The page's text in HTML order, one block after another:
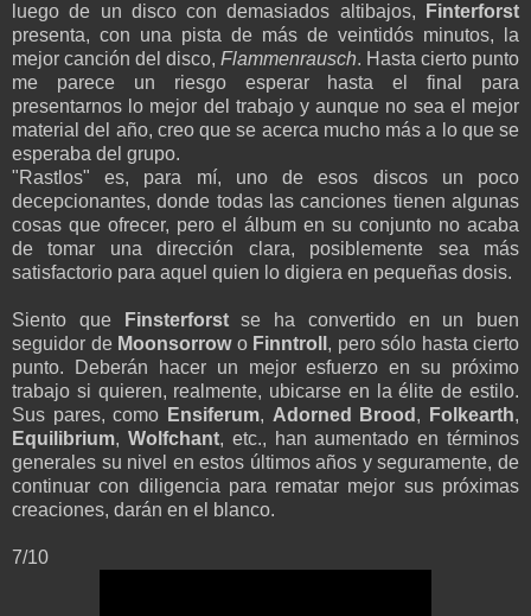
luego de un disco con demasiados altibajos,
Finterforst
presenta, con una pista de más de veintidós minutos, la
mejor canción del disco, Flammenrausch. Hasta cierto punto
me parece un riesgo esperar hasta el final para
presentarnos lo mejor del trabajo y aunque no sea el mejor
material del año, creo que se acerca mucho más a lo que se
esperaba del grupo.
"Rastlos" es, para mí, uno de esos discos un poco
decepcionantes, donde todas las canciones tienen algunas
cosas que ofrecer, pero el álbum en su conjunto no acaba
de tomar una dirección clara, posiblemente sea más
satisfactorio para aquel quien lo digiera en pequeñas dosis.
Siento que Finsterforstse ha convertido en un buen
seguidor de MoonsorrowoFinntroll , pero sólo hasta cierto
punto. Deberán hacer un mejor esfuerzo en su próximo
trabajo si quieren, realmente, ubicarse en la élite de estilo.
Sus pares, como Ensiferum, Adorned Brood , Folkearth,
Equilibrium, Wolfchant, etc., han aumentado en términos
generales su nivel en estos últimos años y seguramente, de
continuar con diligencia para rematar mejor sus próximas
creaciones, darán en el blanco.
7/10